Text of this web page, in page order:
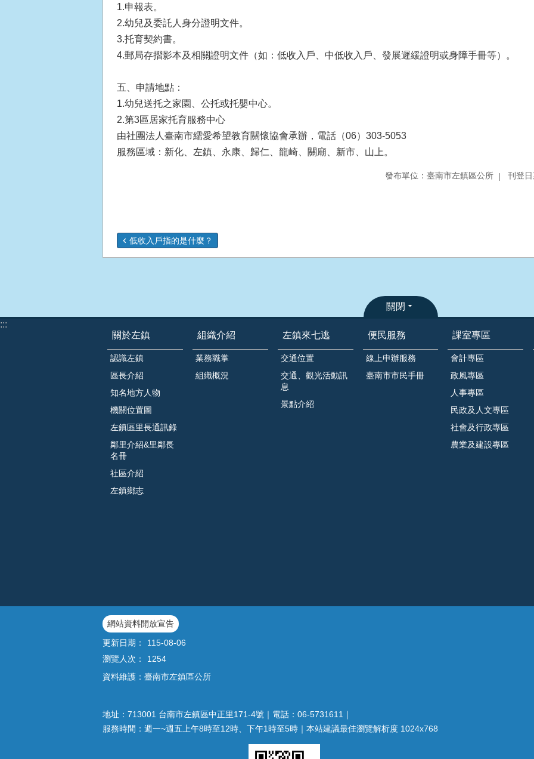
1.申報表。
2.幼兒及委託人身分證明文件。
3.托育契約書。
4.郵局存摺影本及相關證明文件（如：低收入戶、中低收入戶、發展遲緩證明或身障手冊等）。
五、申請地點：
1.幼兒送托之家園、公托或托嬰中心。
2.第3區居家托育服務中心
由社團法人臺南市繻愛希望教育關懷協會承辦，電話（06）303-5053
服務區域：新化、左鎮、永康、歸仁、龍崎、關廟、新市、山上。
發布單位：臺南市左鎮區公所 刊登
低收入戶指的是什麼？
關閉
:::
關於左鎮
認識左鎮
區長介紹
知名地方人物
機關位置圖
左鎮區里長通訊錄
鄰里介紹&里鄰長
名冊
社區介紹
左鎮鄉志
組織介紹
業務職掌
組織概況
左鎮來七逃
交通位置
交通、觀光活動訊
息
景點介紹
便民服務
線上申辦服務
臺南市市民手冊
課室專區
會計專區
政風專區
人事專區
民政及人文專區
社會及行政專區
農業及建設專區
網站資料開放宣告
更新日期：
115-08-06
瀏覽人次：
1254
資料維護：臺南市左鎮區公所
地址：713001 台南市左鎮區中正里171-4號｜電話：06-5731611｜
服務時間：週一~週五上午8時至12時、下午1時至5時｜本站建議最佳瀏覽解析度 1024x768